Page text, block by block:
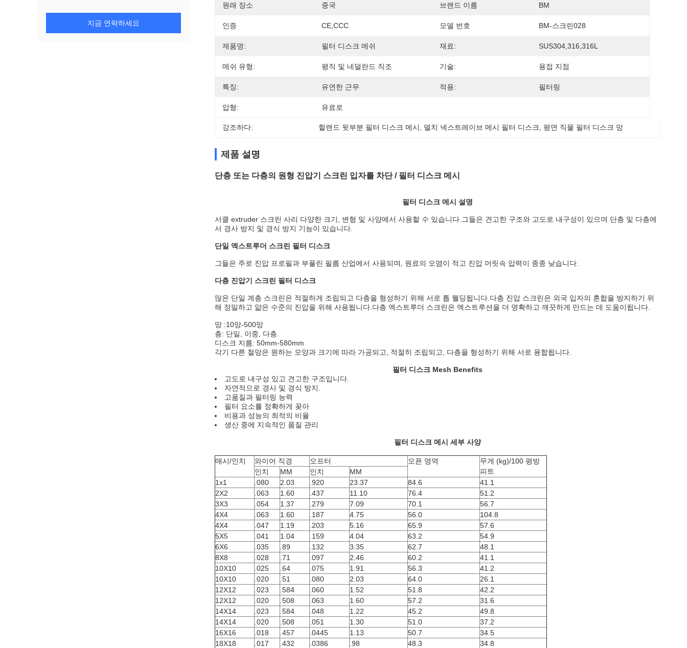
지금 연락하세요
원래 장소 중국 브랜드 이름 BM
인증 CE,CCC 모델 번호 BM-스크린028
제품명: 필터 디스크 메쉬 재료: SUS304,316,316L
메쉬 유형: 평직 및 네덜란드 직조 기술: 용접 지점
특징: 유연한 근무 적용: 필터링
압형: 유료로
강조하다: 헐랜드 윗부분 필터 디스크 메시 델치 넥스트레이브 메시 필터 디스크 , 평면 직물 필터 디스크 망
제품 설명
단층 또는 다층의 원형 진압기 스크린 입자를 차단 / 필터 디스크 메시
필터 디스크 메시 설명
서클 extruder 스크린 사리 다양한 크기, 변형 및 사양에서 사용할 수 있습니다.그들은 견고한 구조와 고도로 내구성이 있으며 단층 및 다층에
서 경사 방지 및 경식 방지 기능이 있습니다.
단일 엑스트루더 스크린 필터 디스크
그들은 주로 진압 프로필과 부풀린 필름 산업에서 사용되며, 원료의 오염이 적고 진압 머릿속 압력이 종종 낮습니다.
다층 진압기 스크린 필터 디스크
많은 단일 계층 스크린은 적절하게 조립되고 다층을 형성하기 위해 서로 톱 웰딩됩니다.다층 진압 스크린은 외국 입자의 혼합을 방지하기 위
해 정밀하고 얇은 수준의 진압을 위해 사용됩니다.다층 엑스트루더 스크린은 엑스트루션을 더 명확하고 깨끗하게 만드는 데 도움이됩니다.
망 :10망-500망
층: 단일, 이중, 다층.
디스크 지름: 50mm-580mm
각기 다른 철망은 원하는 모양과 크기에 따라 가공되고, 적절히 조립되고, 다층을 형성하기 위해 서로 융합됩니다.
필터 디스크 Mesh Benefits
고도로 내구성 있고 견고한 구조입니다.
자연적으로 경사 및 경식 방지.
고품질과 필터링 능력
필터 요소를 정확하게 꽂아
비용과 성능의 최적의 비율
생산 중에 지속적인 품질 관리
필터 디스크 메시 세부 사양
매시/인치 와이어 직경 오프터 오픈 영역
무게 (kg)/100 평방
피트
인치 MM 인치
MM
1x1
.080 2.03 .920 23.37 84.6
41.1
2X2
.063 1.60 .437 11.10 76.4
51.2
3X3
.054 1.37 .279 7.09 70.1
56.7
4X4
.063 1.60 .187 4.75 56.0
104.8
4X4
.047 1.19 .203 5.16 65.9
57.6
5X5
.041 1.04 .159 4.04 63.2
54.9
6X6
.035 .89 .132 3.35 62.7
48.1
8X8
.028 .71 .097 2.46 60.2
41.1
10X10
.025 .64 .075 1.91 56.3
41.2
10X10
.020 .51 .080 2.03 64.0
26.1
12X12
.023 .584 .060 1.52 51.8
42.2
12X12
.020 .508 .063 1.60 57.2
31.6
14X14
.023 .584 .048 1.22 45.2
49.8
14X14
.020 .508 .051 1.30 51.0
37.2
16X16
.018 .457 .0445 1.13 50.7
34.5
18X18
.017 .432 .0386 .98 48.3
34.8